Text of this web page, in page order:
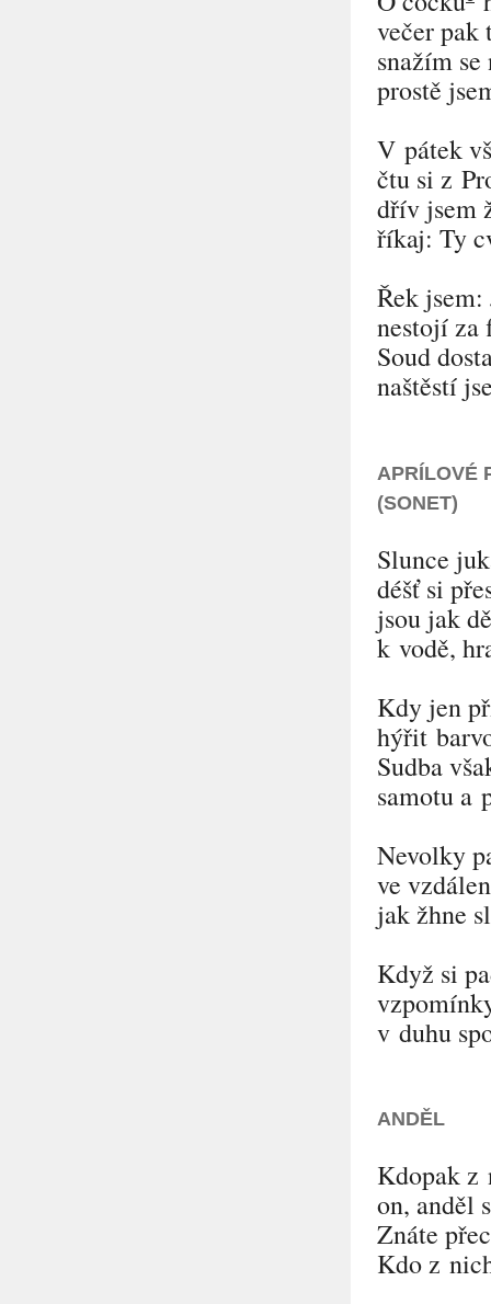
večer pak
snažím
prostě
V pátek
čtu si z
dřív jsem
říkaj: Ty
Řek
nestojí za
Soud
naštěstí
APRÍLOVÉ
(SONET)
Slunce
déšť si
jsou jak
k vodě,
Kdy jen
hýřit
Sudba
samotu a
Nevolky
ve
jak žhne
Když si
v duhu
ANDĚL
Kdopak z
on, anděl
Znáte
Kdo z